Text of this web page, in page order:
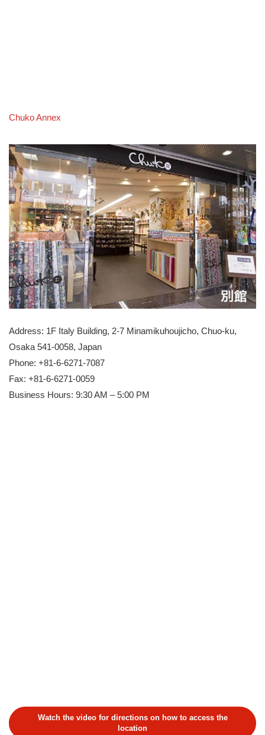
Chuko Annex
Address: 1F Italy Building, 2-7 Minamikuhoujicho, Chuo-ku,
Osaka 541-0058, Japan
Phone: +81-6-6271-7087
Fax: +81-6-6271-0059
Business Hours: 9:30 AM – 5:00 PM
Watch the video for directions on how to access the
location